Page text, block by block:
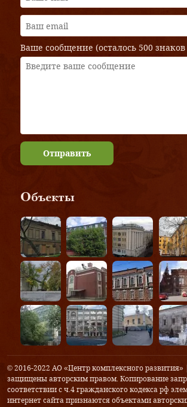
Ваше сообщение (осталось 500 знаков
Отправить
Объекты
© 2016-2022 АО «Центр комплексного
защищены авторским правом. Копирование
соответствии с ч.4 гражданского кодекса рф
интернет сайта признаются объектами